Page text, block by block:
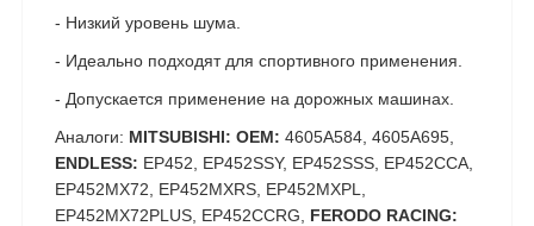
- Низкий уровень шума.
- Идеально подходят для спортивного применения.
- Допускается применение на дорожных машинах.
Аналоги: MITSUBISHI: OEM: 4605A584, 4605A695,
ENDLESS: EP452, EP452SSY, EP452SSS, EP452CCA,
EP452MX72, EP452MXRS, EP452MXPL,
EP452MX72PLUS, EP452CCRG, FERODO RACING: